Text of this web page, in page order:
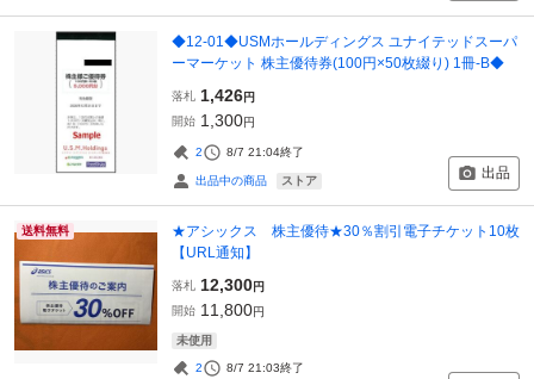
◆12-01◆USMホールディングス ユナイテッドスーパ
ーマーケット 株主優待券(100円×50枚綴り) 1冊-B◆
落札 1,426円
開始 1,300円
2 8/7 21:04終了
出品中の商品 ストア 出品
送料無料
★アシックス 株主優待★30％割引電子チケット10枚
【URL通知】
落札 12,300円
開始 11,800円
未使用
2 8/7 21:03終了